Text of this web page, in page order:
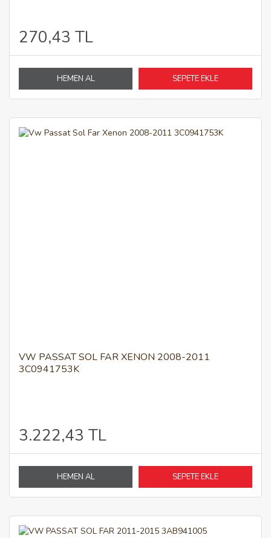
270,43 TL
HEMEN AL SEPETE EKLE
VW PASSAT SOL FAR XENON 2008-2011
3C0941753K
3.222,43 TL
HEMEN AL SEPETE EKLE